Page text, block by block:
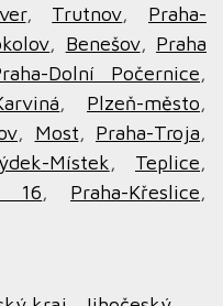
, Trutnov, Praha-
, Benešov, Praha
Dolní Počernice,
, Plzeň-město,
, Most, Praha-Troja,
Místek, Teplice,
16, Praha-Křeslice,